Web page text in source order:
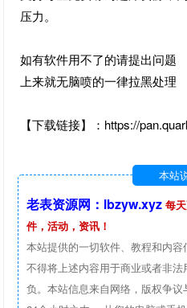
压力。
如有软件用不了的请提出问题
上来就无脑喷的一律拉黑处理
【下载链接】：https://
本站
老表资源网：lbzyw.xyz 每
件，活动，资讯！
本站提供的一切软件、教程和内容
不得将上述内容用于商业或者非
负。本站信息来自网络，版权争